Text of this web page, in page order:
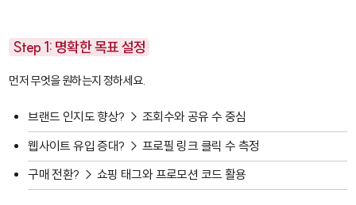
Step 1: 명확한 목표 설정
먼저 무엇을 원하는지 정하세요.
브랜드 인지도 향상? → 조회수와 공유 수 중심
웹사이트 유입 증대? → 프로필 링크 클릭 수 측정
구매 전환? → 쇼핑 태그와 프로모션 코드 활용